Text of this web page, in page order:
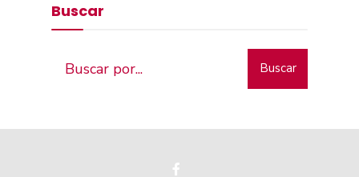
Buscar
Buscar